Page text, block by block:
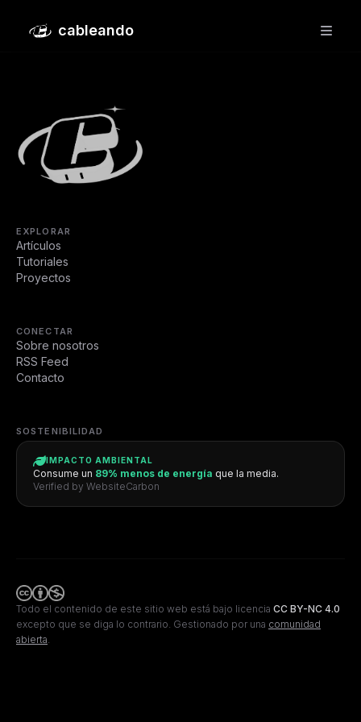
cableando
El futuro de la IA en España pasa por una estrategia más
sostenible
EXPLORAR
Artículos
Tutoriales
Proyectos
CONECTAR
Sobre nosotros
RSS Feed
Contacto
SOSTENIBILIDAD
IMPACTO AMBIENTAL
Consume un 89% menos de energía que la media.
Verified by WebsiteCarbon
Todo el contenido de este sitio web está bajo licencia CC BY-NC 4.0
excepto que se diga lo contrario. Gestionado por una comunidad
abierta